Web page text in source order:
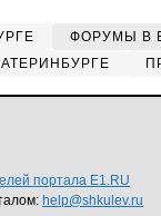
ФОРУМЫ В
портала E1.RU
help@shkulev.ru